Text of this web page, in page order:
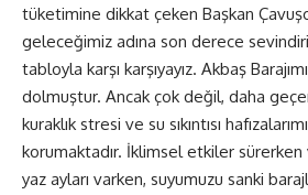
tüketimine dikkat çeken Başkan
geleceğimiz adına son derece
tabloyla karşı karşıyayız. Akbaş
dolmuştur. Ancak çok değil, daha geçen
kuraklık stresi ve su sıkıntısı
korumaktadır. İklimsel etkiler sürerken
yaz ayları varken, suyumuzu sanki